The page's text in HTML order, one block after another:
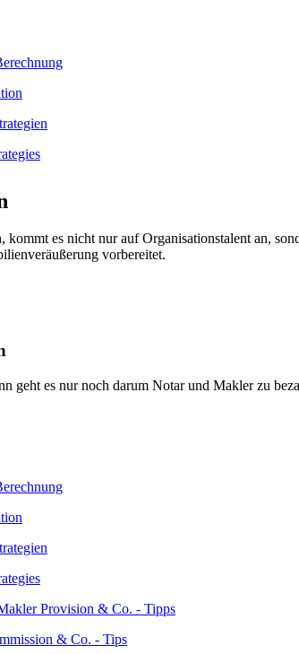
es nicht nur auf Organisationstalent an,
vorbereitet.
geht es nur noch darum Notar und Makler zu
& Co. - Tips